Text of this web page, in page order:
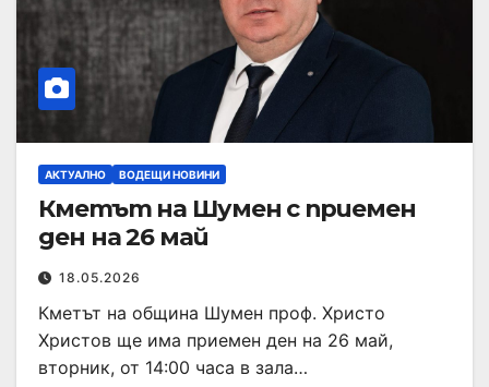
АКТУАЛНО ВОДЕЩИ НОВИНИ
Кметът на Шумен с приемен
ден на 26 май
18.05.2026
Кметът на община Шумен проф. Христо
Христов ще има приемен ден на 26 май,
вторник, от 14:00 часа в зала…